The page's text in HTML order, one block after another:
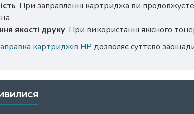
. При заправленні картриджа ви
якості друку. При використанні якісного
картриджів HP дозволяє суттєво